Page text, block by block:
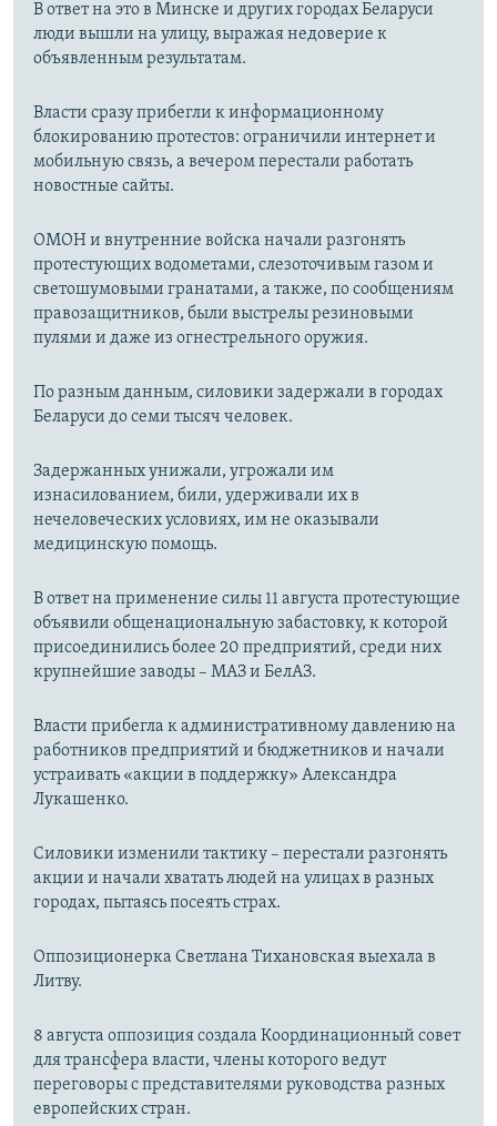
В ответ на это в Минске и других городах Беларуси
люди вышли на улицу, выражая недоверие к
объявленным результатам.
Власти сразу прибегли к информационному
блокированию протестов: ограничили интернет и
мобильную связь, а вечером перестали работать
новостные сайты.
ОМОН и внутренние войска начали разгонять
протестующих водометами, слезоточивым газом и
светошумовыми гранатами, а также, по сообщениям
правозащитников, были выстрелы резиновыми
пулями и даже из огнестрельного оружия.
По разным данным, силовики задержали в городах
Беларуси до семи тысяч человек.
Задержанных унижали, угрожали им
изнасилованием, били, удерживали их в
нечеловеческих условиях, им не оказывали
медицинскую помощь.
В ответ на применение силы 11 августа протестующие
объявили общенациональную забастовку, к которой
присоединились более 20 предприятий, среди них
крупнейшие заводы – МАЗ и БелАЗ.
Власти прибегла к административному давлению на
работников предприятий и бюджетников и начали
устраивать «акции в поддержку» Александра
Лукашенко.
Силовики изменили тактику – перестали разгонять
акции и начали хватать людей на улицах в разных
городах, пытаясь посеять страх.
Оппозиционерка Светлана Тихановская выехала в
Литву.
8 августа оппозиция создала Координационный совет
для трансфера власти, члены которого ведут
переговоры с представителями руководства разных
европейских стран.